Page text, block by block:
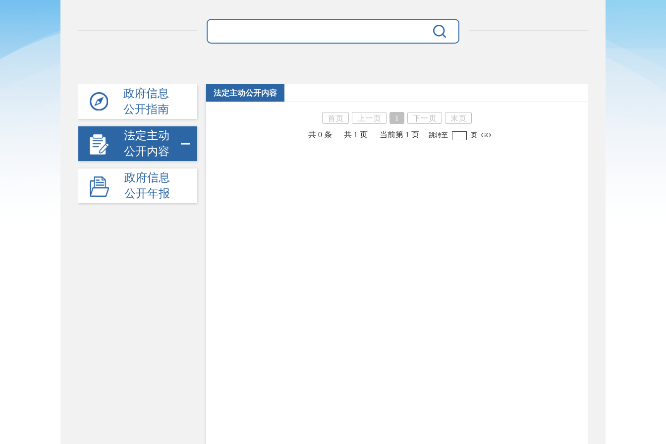
政府信息
公开指南
法定主动
公开内容
政府信息
公开年报
法定主动公开内容
首页 上一页 1 下一页
末页
共 0 条
共 1 页 当前第 1 页 跳转至 页 GO